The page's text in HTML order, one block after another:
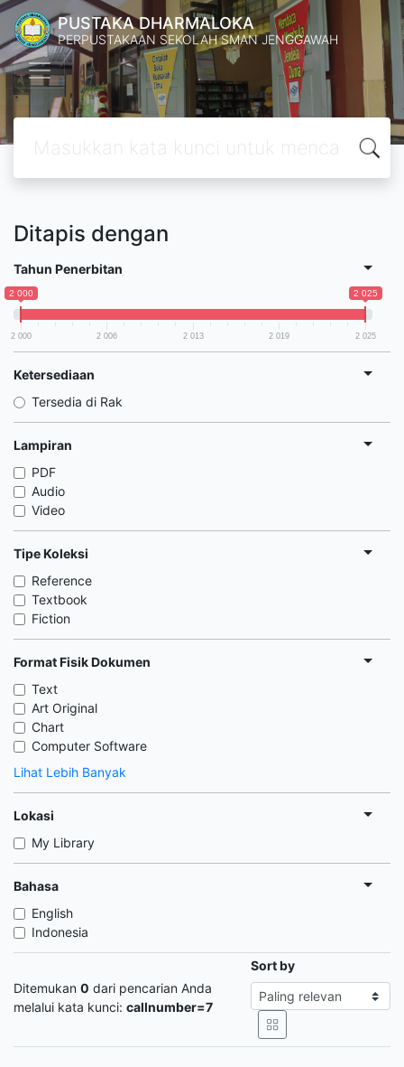
PUSTAKA DHARMALOKA
PERPUSTAKAAN SEKOLAH SMAN JENGGAWAH
Ditapis dengan
Tahun Penerbitan
2 000 2 025
2 000 2 006 2 013 2 019 2 025
Ketersediaan
Tersedia di Rak
Lampiran
PDF
Audio
Video
Tipe Koleksi
Reference
Textbook
Fiction
Format Fisik Dokumen
Text
Art Original
Chart
Computer Software
Lihat Lebih Banyak
Lokasi
My Library
Bahasa
English
Indonesia
Ditemukan 0 dari pencarian Anda
melalui kata kunci: callnumber=7
Sort by